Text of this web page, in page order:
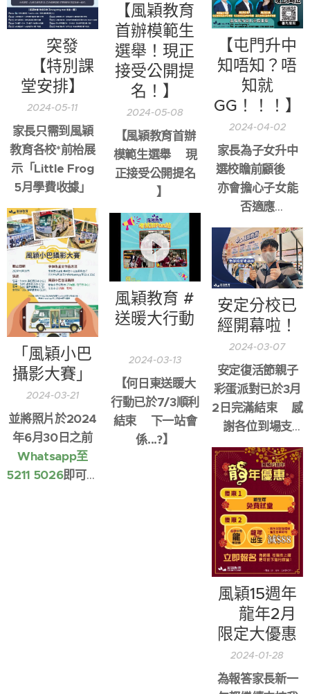
👏🏻
❗️突發
❗️【特別課
堂安排】
2024-05-11
家長只需到風穎
教育各校*前枱展
示「Little Frog
5月學費收據」
【風穎教育
首辦模範生
選舉！現正
接受公開提
名！】
2024-05-08
【風穎教育首辦
模範生選舉🧑🏻‍🎓現
正接受公開提名
🔥】
【屯門升中
知唔知？唔
知就
GG！！！】
2024-04-02
家長為子女升中
選校瞻前顧後😞
亦會擔心子女能
否適應
唔洗緊張！😤風
穎幫到你！🫵🏻
「風穎小巴
攝影大賽」
2024-03-21
並將照片於2024
年6月30日之前
Whatsapp至
5211 5026即可參
風穎教育 #
送暖大行動
2024-03-13
【何日東送䁔大
行動已於7/3順利
結束👍🏻下一站會
係...?】
安定分校已
經開幕啦！
2024-03-07
安定復活節親子
彩蛋派對已於3月
2日完滿結束🥰感
謝各位到場支
持！
風穎15週年
✨龍年2月
限定大優惠
2024-01-28
為報答家長新一